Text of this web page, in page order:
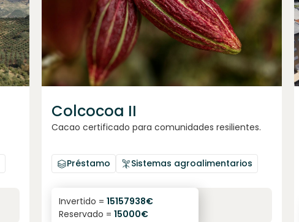
Colcocoa II
Cacao certificado para comunidades resilientes.
Préstamo Sistemas agroalimentarios
6.1%
interés anual
Invertido = 15157938€
Reservado = 15000€